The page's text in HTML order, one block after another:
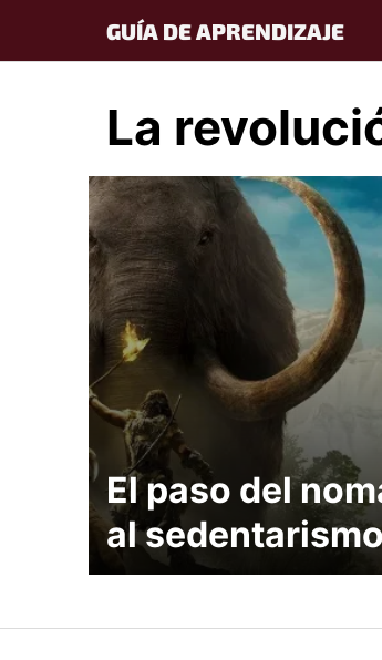
content
GUÍA DE APRENDIZAJE
La
El paso del
al